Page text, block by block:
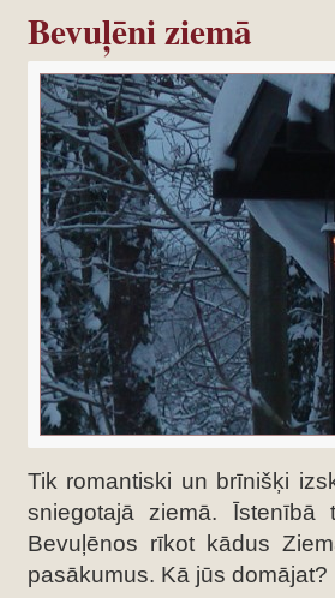
Bevuļēni ziemā
Tik romantiski un brīnišķi
sniegotajā ziemā.
Bevuļēnos rīkot kādus
pasākumus. Kā jūs domājat?